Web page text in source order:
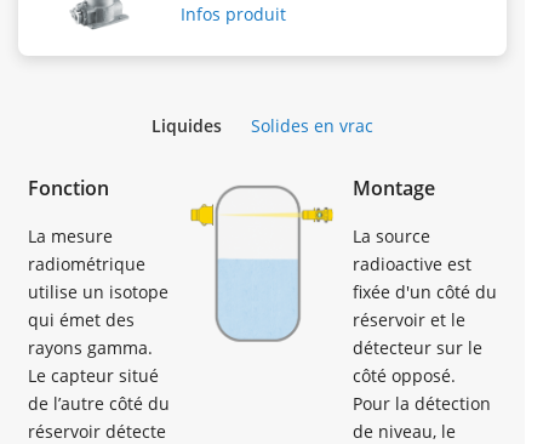
Infos produit
Liquides Solides en vrac
Fonction
La mesure
radiométrique
utilise un isotope
qui émet des
rayons gamma.
Le capteur situé
de l’autre côté du
réservoir détecte
Montage
La source
radioactive est
fixée d'un côté du
réservoir et le
détecteur sur le
côté opposé.
Pour la détection
de niveau, le